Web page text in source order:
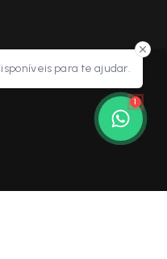
para te ajudar.
1
RP - Todos